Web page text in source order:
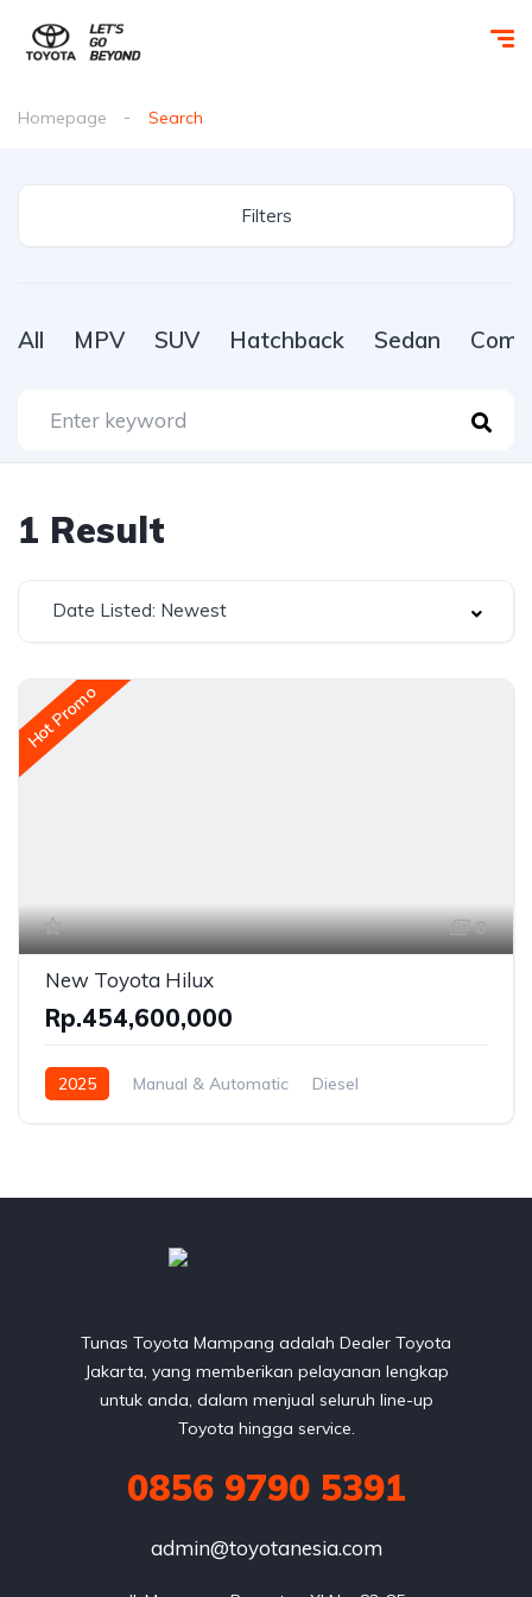
Homepage Search
Filters
All MPV SUV Hatchback Sedan
1 Result
Date Listed: Newest
Hot Promo
8
New Toyota Hilux
Rp.454,600,000
2025 Manual & Automatic
Diesel
Tunas Toyota Mampang adalah Dealer Toyota
Jakarta, yang memberikan pelayanan lengkap
untuk anda, dalam menjual seluruh line-up
Toyota hingga service.
0856 9790 5391
admin@toyotanesia.com